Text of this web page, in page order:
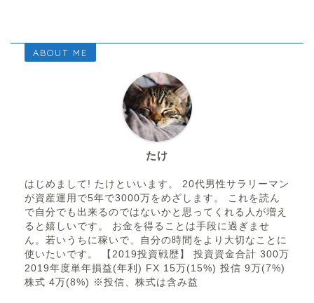
ABOUT ME
たけ
はじめまして! たけといいます。 20代男性サラリーマン
が資産運用で5年で3000万をめざします。 これを読ん
で自分でも出来るのではないかと思ってくれる人が増え
ると嬉しいです。 お金を得ることは手段に過ぎませ
ん。若いうちに稼いで、自分の時間をより大切なことに
使いたいです。 【2019投資戦歴】 投資資金合計 300万
2019年度単年損益(年利) FX 15万(15%) 投信 9万(7%)
株式 4万(8%) ※投信、株式は含み益